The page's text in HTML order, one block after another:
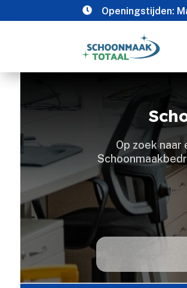
 Openingstijden:
Op zoek